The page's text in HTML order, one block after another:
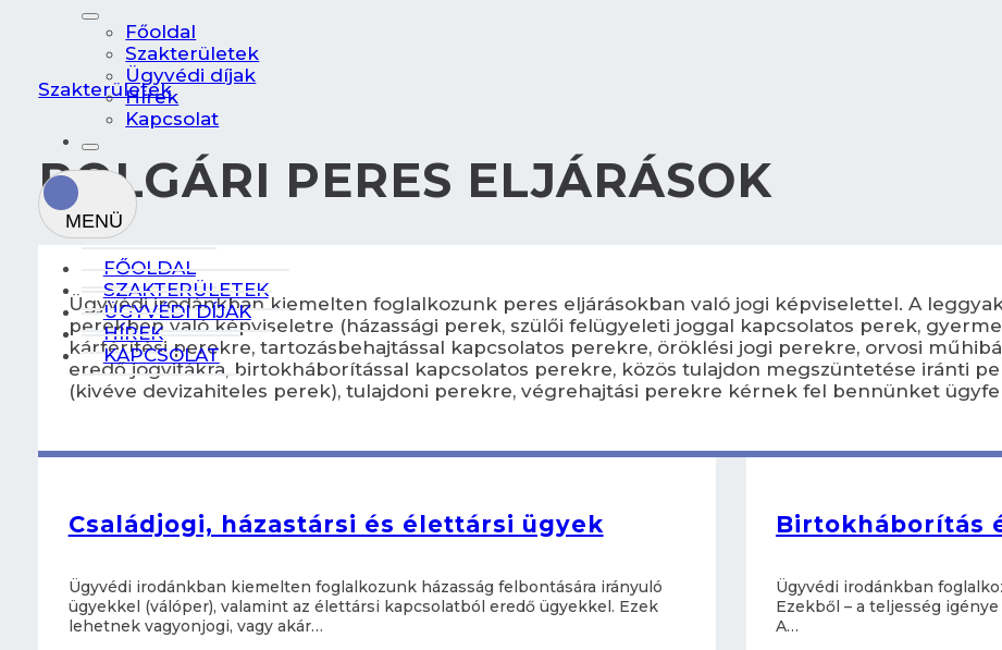
Főoldal
Szakterületek
Ügyvédi díjak
Hírek
Kapcsolat
FŐOLDAL
SZAKTERÜLETEK
ÜGYVÉDI DÍJAK
HÍREK
KAPCSOLAT
Szakterületek
POLGÁRI PERES ELJÁRÁSOK
Ügyvédi irodánkban kiemelten foglalkozunk peres eljárásokban való jogi képviselettel. A
perekben való képviseletre (házassági perek, szülői felügyeleti joggal kapcsolatos perek,
kártérítési perekre, tartozásbehajtással kapcsolatos perekre, öröklési jogi perekre, orvosi
eredő jogvitákra, birtokháborítással kapcsolatos perekre, közös tulajdon megszüntetése iránti
(kivéve devizahiteles perek), tulajdoni perekre, végrehajtási perekre kérnek fel bennünket
Családjogi, házastársi és élettársi ügyek
Ügyvédi irodánkban kiemelten foglalkozunk házasság felbontására irányuló
ügyekkel (válóper), valamint az élettársi kapcsolatból eredő ügyekkel. Ezek
lehetnek vagyonjogi, vagy akár…
Birtokháborítás
Ügyvédi irodánkban
Ezekből – a teljesség
A…